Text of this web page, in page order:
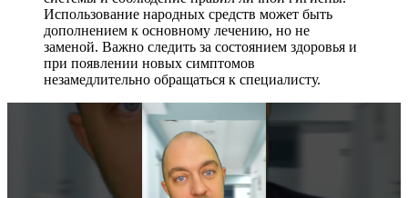
Использование народных средств может быть
дополнением к основному лечению, но не
заменой. Важно следить за состоянием здоровья и
при появлении новых симптомов
незамедлительно обращаться к специалисту.